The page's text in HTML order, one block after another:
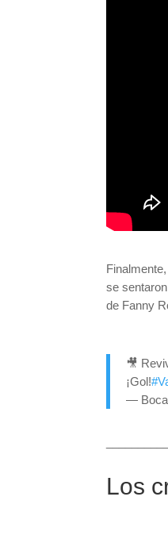
Finalmente,
se
de Fanny
🎥
¡Gol!
— Boca
Los